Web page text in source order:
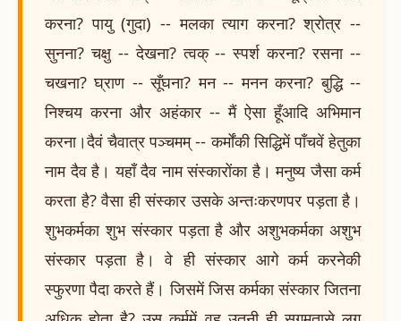
करना? पायु (गुदा) -- मलका त्याग करना? श्रोत्र --
सुनना? चक्षु -- देखना? त्वक् -- स्पर्श करना? रसना --
चखना? घ्राण -- सूँघना? मन -- मनन करना? बुद्धि --
निश्चय करना और अहंकार -- मैं ऐसा हूँआदि अभिमान
करना।दैवं चैवात्र पञ्चमम् -- कर्मोंकी सिद्धिमें पाँचवें हेतुका
नाम दैव है। यहाँ दैव नाम संस्कारोंका है। मनुष्य जैसा कर्म
करता है? वैसा ही संस्कार उसके अन्तःकरणपर पड़ता है।
शुभकर्मका शुभ संस्कार पड़ता है और अशुभकर्मका अशुभ
संस्कार पड़ता है। वे ही संस्कार आगे कर्म करनेकी
स्फुरणा पैदा करते हैं। जिसमें जिस कर्मका संस्कार जितना